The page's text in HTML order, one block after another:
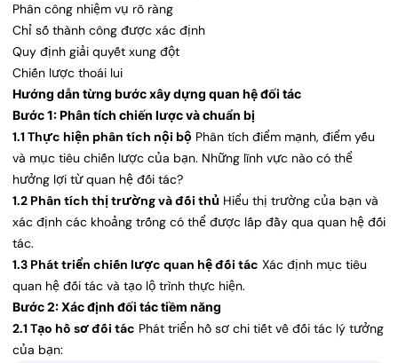
Phân công nhiệm vụ rõ ràng
Chỉ số thành công được xác định
Quy định giải quyết xung đột
Chiến lược thoái lui
Hướng dẫn từng bước xây dựng quan hệ đối tác
Bước 1: Phân tích chiến lược và chuẩn bị
1.1 Thực hiện phân tích nội bộ Phân tích điểm mạnh, điểm yếu
và mục tiêu chiến lược của bạn. Những lĩnh vực nào có thể
hưởng lợi từ quan hệ đối tác?
1.2 Phân tích thị trường và đối thủ Hiểu thị trường của bạn và
xác định các khoảng trống có thể được lấp đầy qua quan hệ đối
tác.
1.3 Phát triển chiến lược quan hệ đối tác Xác định mục tiêu
quan hệ đối tác và tạo lộ trình thực hiện.
Bước 2: Xác định đối tác tiềm năng
2.1 Tạo hồ sơ đối tác Phát triển hồ sơ chi tiết về đối tác lý tưởng
của bạn: